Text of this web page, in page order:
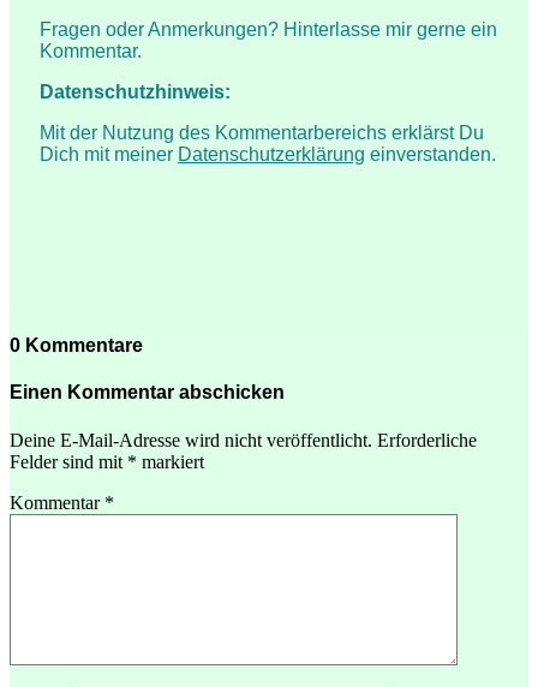
Fragen oder Anmerkungen? Hinterlasse mir gerne ein
Kommentar.
Datenschutzhinweis:
Mit der Nutzung des Kommentarbereichs erklärst Du
Dich mit meiner Datenschutzerklärung einverstanden.
0 Kommentare
Einen Kommentar abschicken
Deine E-Mail-Adresse wird nicht veröffentlicht. Erforderliche
Felder sind mit * markiert
Kommentar *